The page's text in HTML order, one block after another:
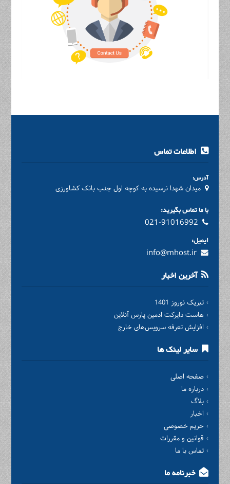
اطلاعات تماس
آدرس:
میدان شهدا نرسیده به کوچه اول جنب بانک کشاورزی
با ما تماس بگیرید:
021-91016992
ایمیل:
info@mhost.ir
آخرین اخبار
تبریک نوروز 1401
هاست دایرکت ادمین پارس آنلاین
افزایش تعرفه سرویس‌های خارج
سایر لینک ها
صفحه اصلی
درباره ما
بلاگ
اخبار
حریم خصوصی
قوانین و مقررات
تماس با ما
خبرنامه ما